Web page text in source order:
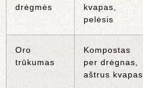
drėgmės
kvapas,
pelėsis
Oro
trūkumas
Kompostas
per drėgnas,
aštrus kvapas